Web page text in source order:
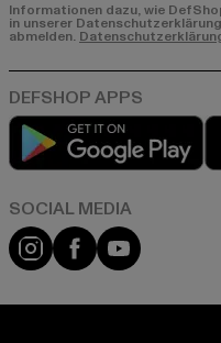
Informationen dazu, wie
in unserer
abmelden.
Instagram
FacebookYouTube